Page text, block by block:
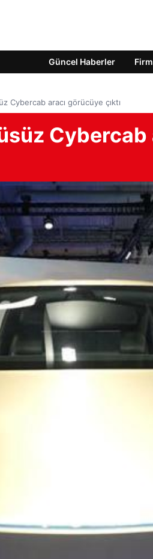
Güncel Haberler
Cybercab aracı görücüye çıktı